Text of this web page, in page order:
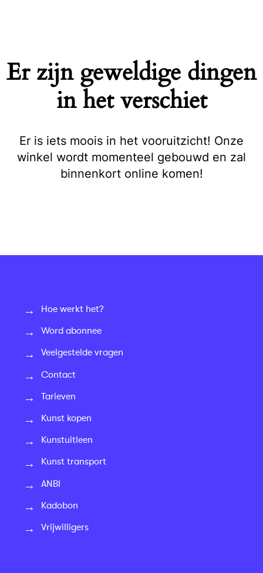
Er zijn geweldige dingen
in het verschiet
Er is iets moois in het vooruitzicht! Onze
winkel wordt momenteel gebouwd en zal
binnenkort online komen!
Hoe werkt het?
Word abonnee
Veelgestelde vragen
Contact
Tarieven
Kunst kopen
Kunstuitleen
Kunst transport
ANBI
Kadobon
Vrijwilligers